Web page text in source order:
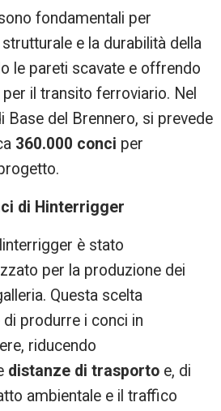
fondamentali per
e la durabilità della
le pareti scavate e offrendo
il transito ferroviario. Nel
Base del Brennero, si prevede
360.000 conci per
di Hinterrigger
è stato
per la produzione dei
Questa scelta
produrre i conci in
riducendo
distanze di trasporto e, di
ambientale e il traffico